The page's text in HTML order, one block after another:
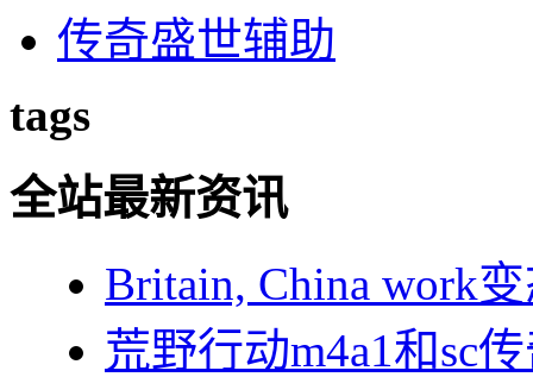
传奇盛世辅助
tags
全站最新资讯
Britain, China work
荒野行动m4a1和sc